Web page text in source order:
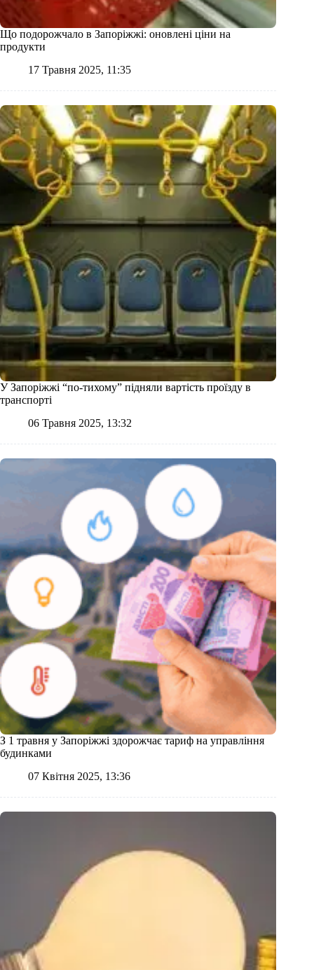
Що подорожчало в Запоріжжі: оновлені ціни на
продукти
17 Травня 2025, 11:35
У Запоріжжі “по-тихому” підняли вартість проїзду в
транспорті
06 Травня 2025, 13:32
З 1 травня у Запоріжжі здорожчає тариф на управління
будинками
07 Квітня 2025, 13:36